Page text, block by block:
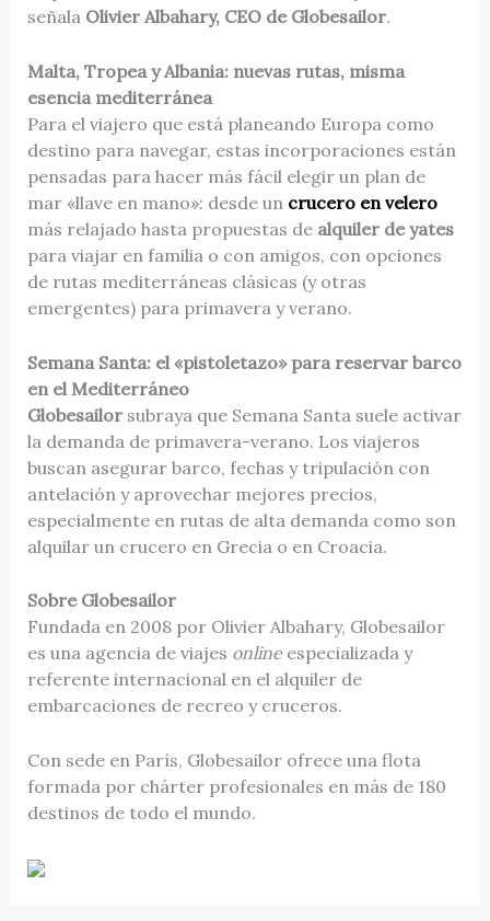
señala Olivier Albahary, CEO de Globesailor.
Malta, Tropea y Albania: nuevas rutas, misma
esencia mediterránea
Para el viajero que está planeando Europa como
destino para navegar, estas incorporaciones están
pensadas para hacer más fácil elegir un plan de
mar «llave en mano»: desde un crucero en velero
más relajado hasta propuestas de alquiler de yates
para viajar en familia o con amigos, con opciones
de rutas mediterráneas clásicas (y otras
emergentes) para primavera y verano.
Semana Santa: el «pistoletazo» para reservar barco
en el Mediterráneo
Globesailorsubraya que Semana Santa suele activar
la demanda de primavera-verano. Los viajeros
buscan asegurar barco, fechas y tripulación con
antelación y aprovechar mejores precios,
especialmente en rutas de alta demanda como son
alquilar un crucero en Grecia o en Croacia.
Sobre Globesailor
Fundada en 2008 por Olivier Albahary, Globesailor
es una agencia de viajes onlineespecializada y
referente internacional en el alquiler de
embarcaciones de recreo y cruceros.
Con sede en París, Globesailor ofrece una flota
formada por chárter profesionales en más de 180
destinos de todo el mundo.